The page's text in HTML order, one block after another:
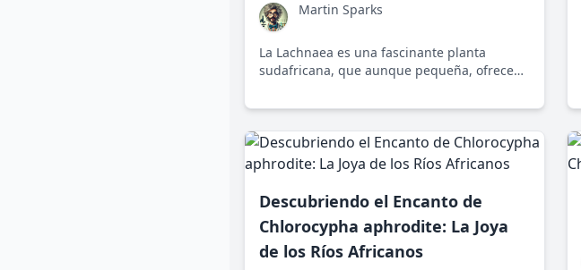
Martin Sparks
La Lachnaea es una fascinante planta
sudafricana, que aunque pequeña, ofrece
adaptación y la importancia de la
Descubriendo el Encanto de
Chlorocypha aphrodite: La Joya
de los Ríos Africanos